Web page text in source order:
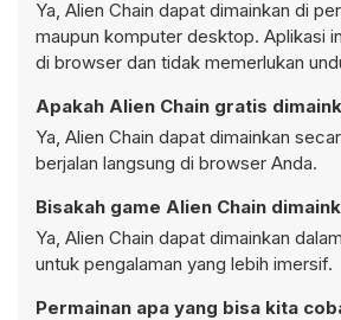
Ya, Alien Chain dapat dimainkan di
maupun komputer desktop. Aplikasi
di browser dan tidak memerlukan
Apakah Alien Chain gratis
Ya, Alien Chain dapat dimainkan
berjalan langsung di browser Anda.
Bisakah game Alien Chain
Ya, Alien Chain dapat dimainkan
untuk pengalaman yang lebih imersif.
Permainan apa yang bisa kita